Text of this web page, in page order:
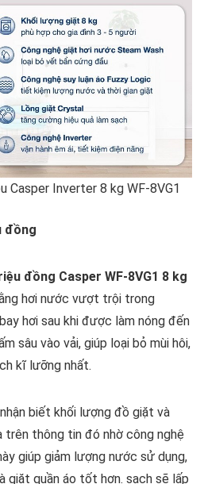
Casper Inverter 8 kg WF-8VG1
đồng
đồng Casper WF-8VG1 8 kg
hơi nước vượt trội trong
hơi sau khi được làm nóng đến
sâu vào vải, giúp loại bỏ mùi hôi,
kĩ lưỡng nhất.
biết khối lượng đồ giặt và
thông tin đó nhờ công nghệ
giúp giảm lượng nước sử dụng,
giặt quần áo tốt hơn. sạch sẽ lấp